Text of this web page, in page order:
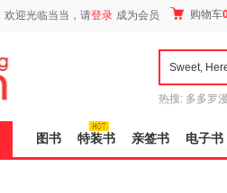
欢迎光临当当，请登录 成为会员 购物车
热搜: 多多罗
图书 特装书 亲签书 电子书